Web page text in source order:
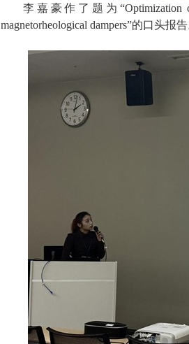
李嘉豪作了题为“Optimization
magnetorheological dampers”的口头报告